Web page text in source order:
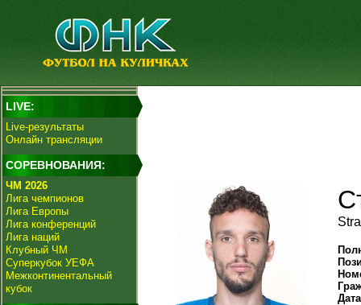
LIVE:
Live-результаты
Онлайн трансляции
СОРЕВНОВАНИЯ:
ЧМ 2026
Лига чемпионов
Лига Европы
Лига конференций
Лига наций
Клубный ЧМ
Суперкубок УЕФА
Межконтинентальный
кубок